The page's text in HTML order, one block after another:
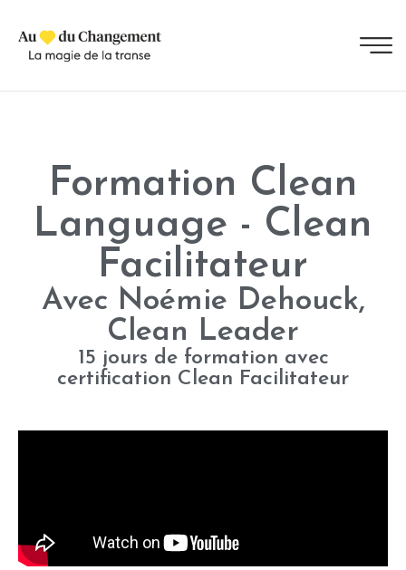
Formation Clean
Language - Clean
Facilitateur​
Avec Noémie Dehouck,
Clean Leader
15 jours de formation avec
certification Clean Facilitateur